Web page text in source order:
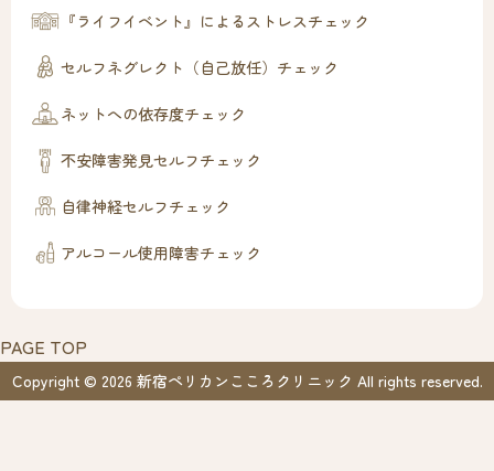
『ライフイベント』によるストレスチェック
セルフネグレクト（自己放任）チェック
ネットへの依存度チェック
不安障害発見セルフチェック
自律神経セルフチェック
アルコール使用障害チェック
PAGE TOP
Copyright © 2026 新宿ペリカンこころクリニック All rights reserved.